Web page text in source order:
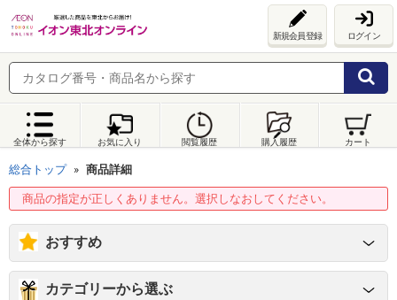
新規会員登録 ログイン
全体から探す お気に入り 閲覧履歴 購入履歴 カート
総合トップ 商品詳細
商品の指定が正しくありません。選択しなおしてください。
おすすめ
カテゴリーから選ぶ